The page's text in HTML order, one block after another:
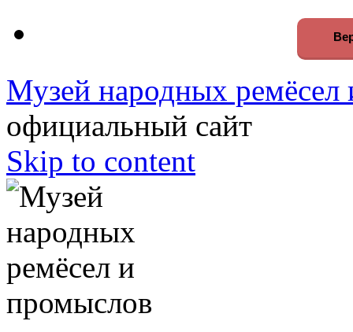
Музей народных ремёсел
официальный сайт
Skip to content